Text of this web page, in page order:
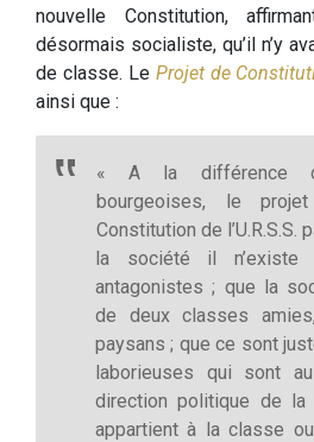
nouvelle Constitution,
désormais socialiste, qu’il n’y
de classe. Le Projet de
ainsi que :
« A la différence
bourgeoises, le
Constitution de l’U.R.S.S.
la société il n’existe
antagonistes ; que la
de deux classes
paysans ; que ce sont
laborieuses qui sont
direction politique de la
appartient à la classe